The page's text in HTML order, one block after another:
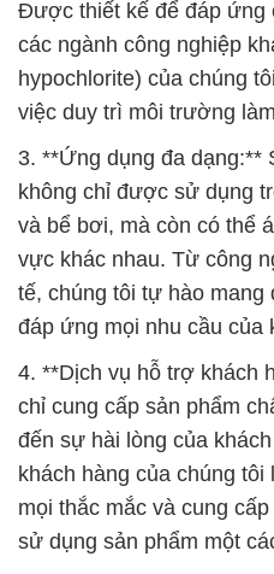
Được thiết kế để đáp ứng
các ngành công nghiệp
hypochlorite) của chúng
việc duy trì môi trường
3. **Ứng dụng đa dạng:**
không chỉ được sử dụng
và bể bơi, mà còn có thể
vực khác nhau. Từ công
tế, chúng tôi tự hào mang
đáp ứng mọi nhu cầu của
4. **Dịch vụ hỗ trợ khách
chỉ cung cấp sản phẩm
đến sự hài lòng của
khách hàng của chúng
mọi thắc mắc và cung
sử dụng sản phẩm một